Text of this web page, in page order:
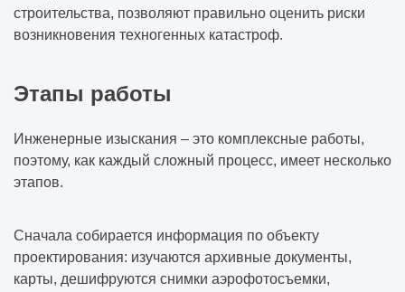
строительства, позволяют правильно оценить риски
возникновения техногенных катастроф.
Этапы работы
Инженерные изыскания – это комплексные работы,
поэтому, как каждый сложный процесс, имеет несколько
этапов.
Сначала собирается информация по объекту
проектирования: изучаются архивные документы,
карты, дешифруются снимки аэрофотосъемки,